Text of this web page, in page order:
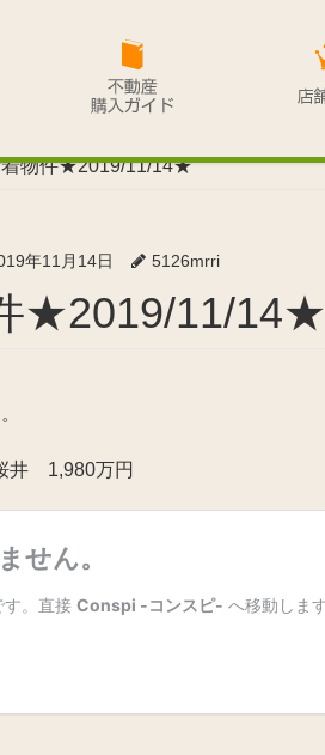
着物件★2019/11/14★
年11月14日 5126mrri
件★2019/11/14★
井 1,980万円